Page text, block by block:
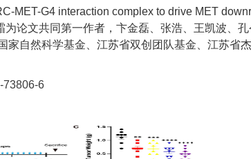
MET-G4 interaction complex to drive MET
论文共同第一作者，卞金磊、张浩、王凯波、
自然科学基金、江苏省双创团队基金、江苏省
73806-6